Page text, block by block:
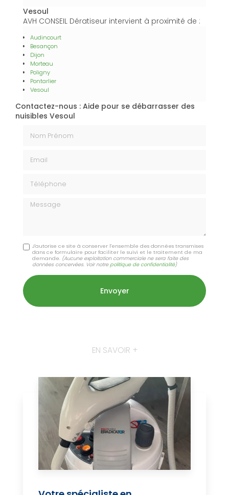
Vesoul
AVH CONSEIL Dératiseur intervient à proximité de :
Audincourt
Besançon
Dijon
Morteau
Poligny
Pontarlier
Vesoul
Contactez-nous : Aide pour se débarrasser des
nuisibles Vesoul
Message
J'autorise ce site à conserver l'ensemble des données transmises
dans ce formulaire pour faciliter le suivi et le traitement de ma
demande. (Aucune exploitation commerciale ne sera faite des
données concervées. Voir notre politique de confidentialité)
EN SAVOIR +